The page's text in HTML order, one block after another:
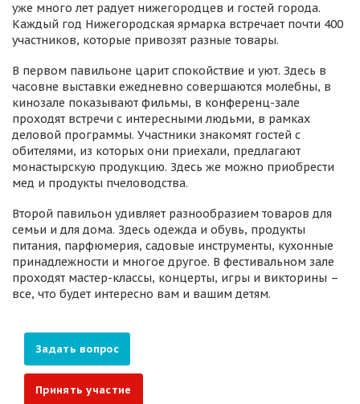
уже много лет радует нижегородцев и гостей города.
Каждый год Нижегородская ярмарка встречает почти 400
участников, которые привозят разные товары.
В первом павильоне царит спокойствие и уют. Здесь в
часовне выставки ежедневно совершаются молебны, в
кинозале показывают фильмы, в конференц-зале
проходят встречи с интересными людьми, в рамках
деловой программы. Участники знакомят гостей с
обителями, из которых они приехали, предлагают
монастырскую продукцию. Здесь же можно приобрести
мед и продукты пчеловодства.
Второй павильон удивляет разнообразием товаров для
семьи и для дома. Здесь одежда и обувь, продукты
питания, парфюмерия, садовые инструменты, кухонные
принадлежности и многое другое. В фестивальном зале
проходят мастер-классы, концерты, игры и викторины –
все, что будет интересно вам и вашим детям.
Задать вопрос
Принять участие